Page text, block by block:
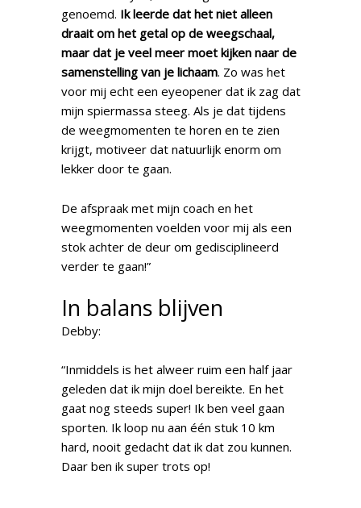
genoemd. Ik leerde dat het niet alleen
draait om het getal op de weegschaal,
maar dat je veel meer moet kijken naar de
samenstelling van je lichaam. Zo was het
voor mij echt een eyeopener dat ik zag dat
mijn spiermassa steeg. Als je dat tijdens
de weegmomenten te horen en te zien
krijgt, motiveer dat natuurlijk enorm om
lekker door te gaan.
De afspraak met mijn coach en het
weegmomenten voelden voor mij als een
stok achter de deur om gedisciplineerd
verder te gaan!”
In balans blijven
Debby:
“Inmiddels is het alweer ruim een half jaar
geleden dat ik mijn doel bereikte. En het
gaat nog steeds super! Ik ben veel gaan
sporten. Ik loop nu aan één stuk 10 km
hard, nooit gedacht dat ik dat zou kunnen.
Daar ben ik super trots op!